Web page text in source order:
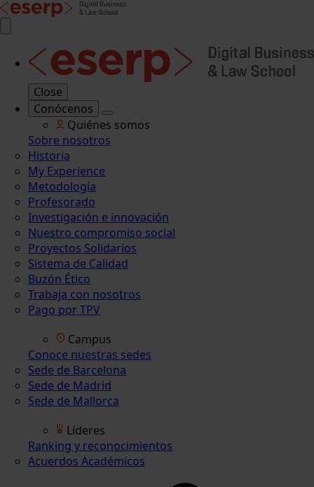
Close
Conócenos
Quiénes somos
Sobre nosotros
Historia
My Experience
Metodología
Profesorado
Investigación e innovación
Nuestro compromiso social
Proyectos Solidarios
Sistema de Calidad
Buzón Ético
Trabaja con nosotros
Pago por TPV
Campus
Conoce nuestras sedes
Sede de Barcelona
Sede de Madrid
Sede de Mallorca
Líderes
Ranking y reconocimientos
Acuerdos Académicos